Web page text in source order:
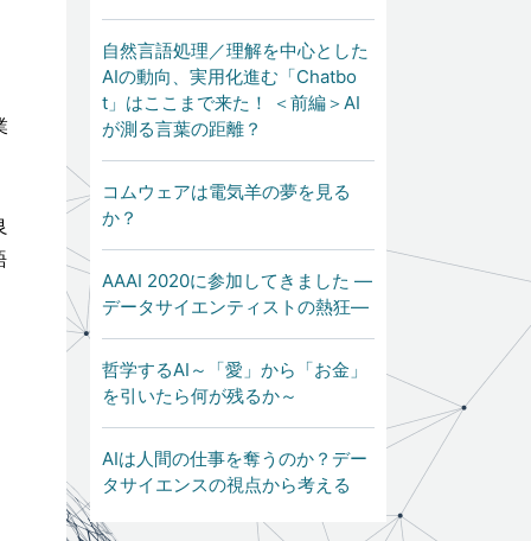
自然言語処理／理解を中心とした
AIの動向、実用化進む「Chatbo
t」はここまで来た！ ＜前編＞AI
が測る言葉の距離？
コムウェアは電気羊の夢を見る
か？
AAAI 2020に参加してきました ―
データサイエンティストの熱狂―
哲学するAI～「愛」から「お金」
を引いたら何が残るか～
AIは人間の仕事を奪うのか？デー
タサイエンスの視点から考える